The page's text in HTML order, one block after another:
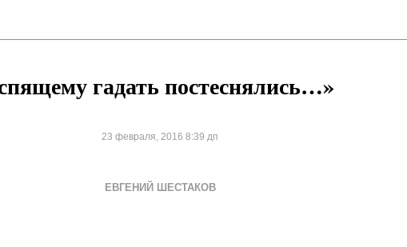
гадать постеснялись…»
23 февраля, 2016 8:39 дп
ЕВГЕНИЙ ШЕСТАКОВ